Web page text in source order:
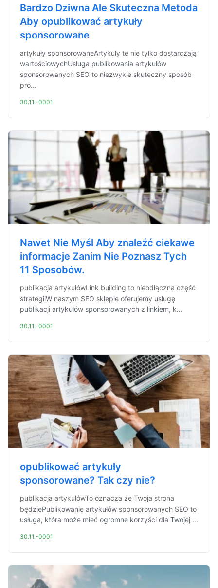
Bardzo Dziwna Ale Skuteczna Metoda
Aby opublikować artykuły
sponsorowane
artykuły sponsorowaneArtykuły te nie tylko dostarczają
wartościowychUsługa publikowania artykułów
sponsorowanych SEO to niezwykle skuteczny sposób
pro...
30.11.-0001
Nawet Nie Myśl Aby znaleźć ciekawe
informacje Zanim Nie Poznasz Tych
11 Sposobów.
publikacja artykułówLink building to nieodłączna część
strategiiW naszym SEO sklepie oferujemy usługę
publikacji artykułów sponsorowanych z linkiem, k...
30.11.-0001
opublikować artykuły
sponsorowane? Tak czy nie?
publikacja artykułówTo oznacza że Twoja strona
będziePublikowanie artykułów sponsorowanych SEO to
usługa, która może mieć ogromne korzyści dla Twojej ...
30.11.-0001